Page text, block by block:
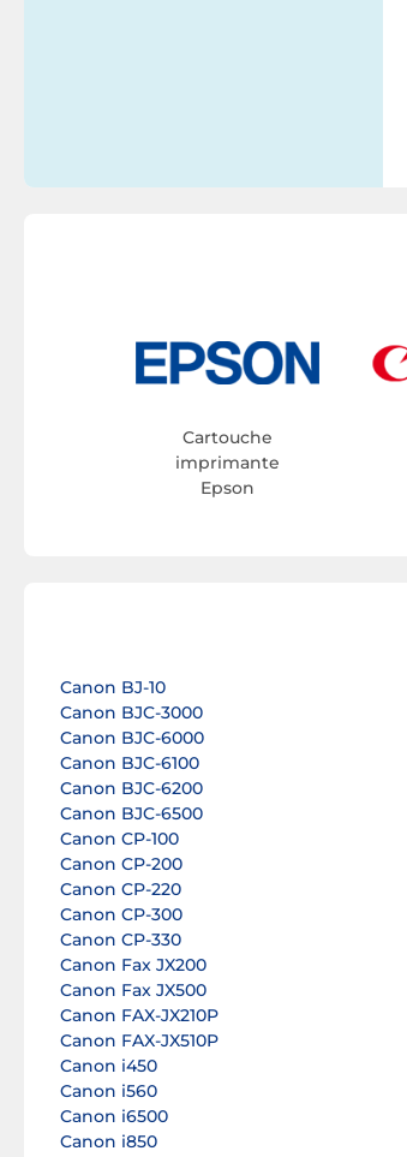
Cartouche
imprimante
Epson
Canon BJ-10
Canon BJC-3000
Canon BJC-6000
Canon BJC-6100
Canon BJC-6200
Canon BJC-6500
Canon CP-100
Canon CP-200
Canon CP-220
Canon CP-300
Canon CP-330
Canon Fax JX200
Canon Fax JX500
Canon FAX-JX210P
Canon FAX-JX510P
Canon i450
Canon i560
Canon i6500
Canon i850